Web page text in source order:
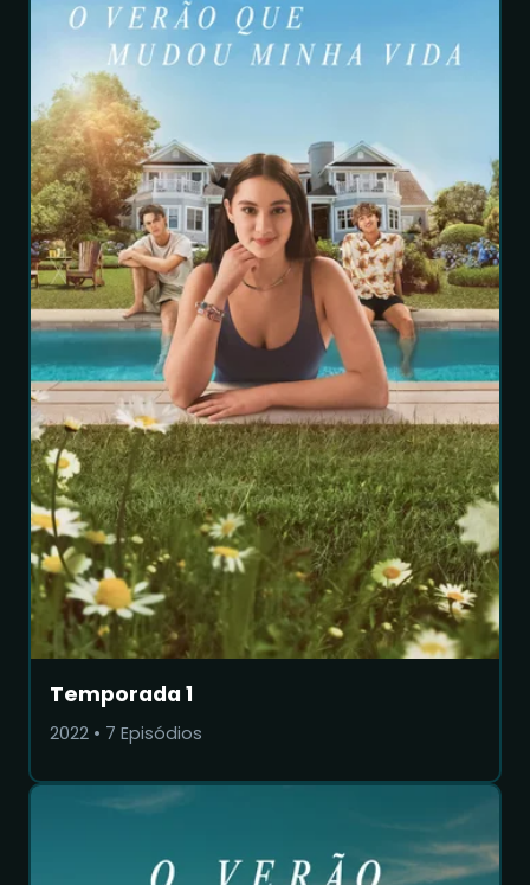
Temporada 1
2022 • 7 Episódios